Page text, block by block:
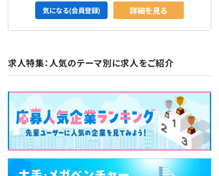
気になる(会員登録) 詳細を見る
求人特集：人気のテーマ別に求人をご紹介